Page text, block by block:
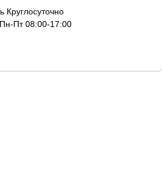
Пн-Пт 08:00-17:00